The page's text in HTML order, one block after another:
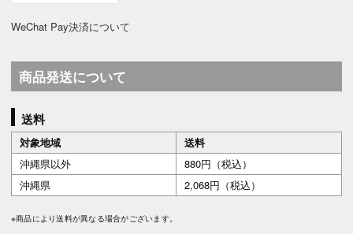
WeChat Pay決済について
商品発送について
送料
対象地域
送料
沖縄県以外
880円（税込）
沖縄県
2,068円（税込）
※商品により送料が異なる場合がございます。